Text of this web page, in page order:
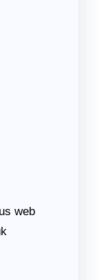
web